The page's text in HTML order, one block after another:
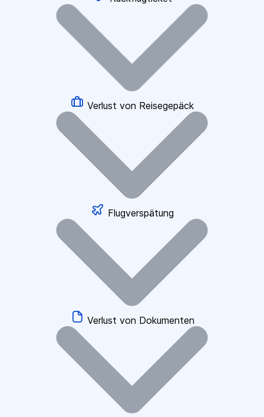
Verlust von Reisegepäck
Flugverspätung
Verlust von Dokumenten